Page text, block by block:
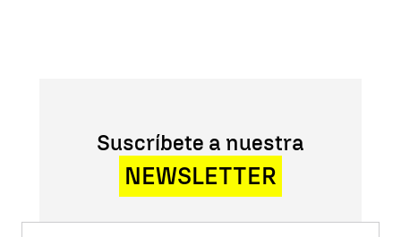
Suscríbete a nuestra
NEWSLETTER